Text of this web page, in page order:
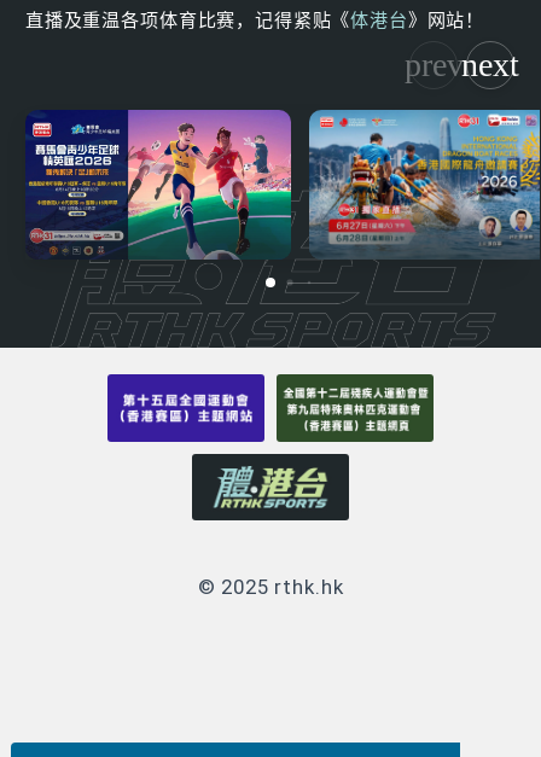
直播及重温各项体育比赛，记得紧贴《体港台》网站！
© 2025 rthk.hk